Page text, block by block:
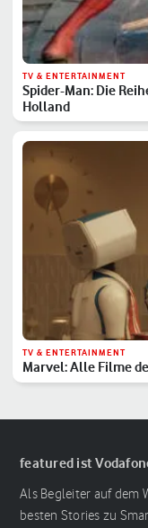
TV & ENTERTAINMENT
Spider-Man: Die
Holland
TV & ENTERTAINMENT
Marvel: Alle Filme
Reihenfolge
featured ist
Als Begleiter auf dem
besten Stories zu